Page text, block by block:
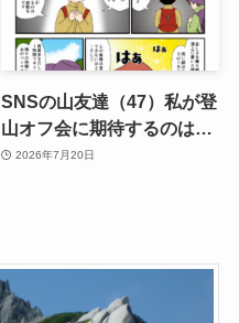
SNSの山友達（47）私が登
山オフ会に期待するのは…
2026年7月20日